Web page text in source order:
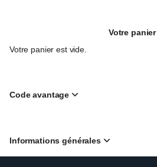
Votre panier
Votre panier est vide.
Code avantage
Informations générales